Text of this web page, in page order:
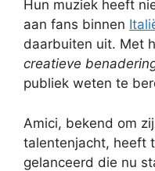
Hun muziek heeft
aan fans binnen
daarbuiten uit. Met
creatieve
publiek weten te
Amici, bekend om
talentenjacht, heeft
gelanceerd die nu